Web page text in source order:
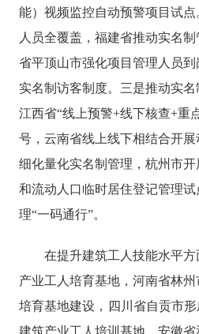
能）视频监控自动预警项目试点
人员全覆盖，福建省推动实名
省平顶山市强化项目管理人员
实名制访客制度。三是推动实名
江西省“线上预警+线下核查+重
号，云南省线上线下相结合开
细化量化实名制管理，杭州市
和流动人口临时居住登记管理
理“一码通行”。
在提升建筑工人技能水平
产业工人培育基地，河南省林
培育基地建设，四川省自贡市